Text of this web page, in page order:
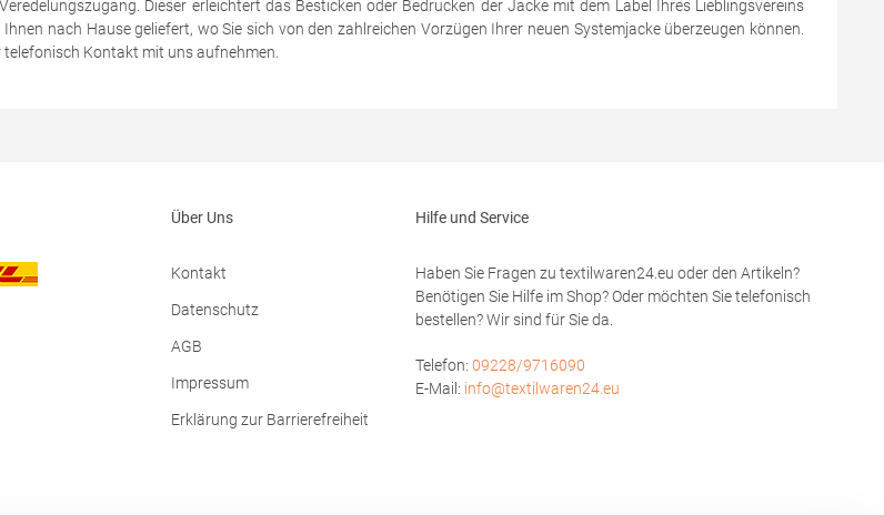
Dieser erleichtert das Besticken oder Bedrucken der Jacke mit dem Label Ihres Lieblingsvereins
nach Hause geliefert, wo Sie sich von den zahlreichen Vorzügen Ihrer neuen Systemjacke überzeugen können.
telefonisch Kontakt mit uns aufnehmen.
Über Uns
Kontakt
Datenschutz
AGB
Impressum
Erklärung zur Barrierefreiheit
Hilfe und Service
Haben Sie Fragen zu textilwaren24.eu oder den Artikeln?
Benötigen Sie Hilfe im Shop? Oder möchten Sie telefonisch
bestellen? Wir sind für Sie da.
Telefon: 09228/9716090
E-Mail: info@textilwaren24.eu